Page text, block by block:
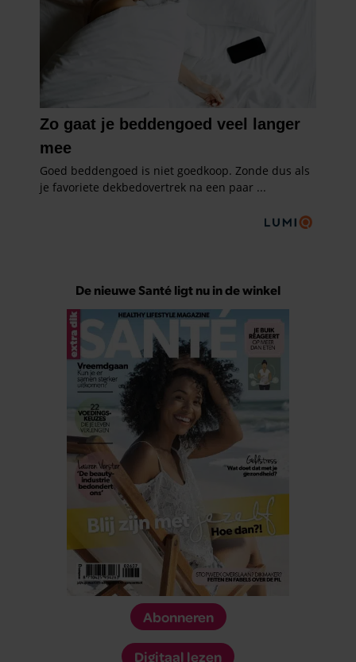
De nieuwe Santé ligt nu in de winkel
Abonneren
Digitaal lezen